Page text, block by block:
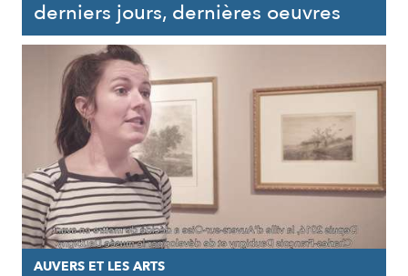
derniers jours, dernières oeuvres
AUVERS ET LES ARTS